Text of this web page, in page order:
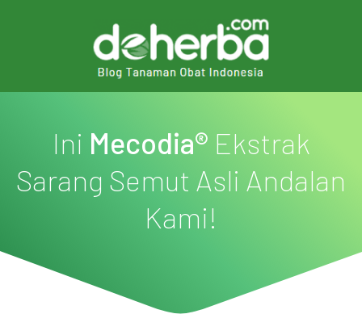
Ini Mecodia® Ekstrak
Sarang Semut Asli Andalan
Kami!